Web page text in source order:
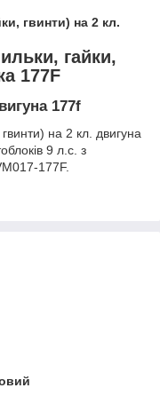
гвинти) на 2 кл.
гайки,
177F
177f
на 2 кл. двигуна
9 л.с. з
177F.